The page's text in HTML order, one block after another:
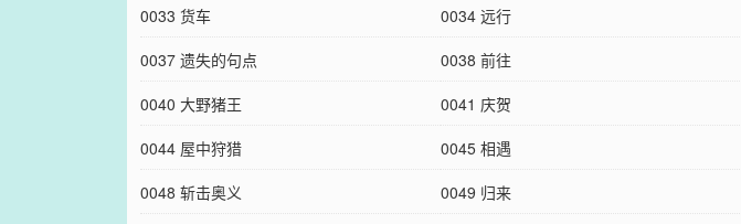
0033 货车
0034 远行
0037 遗失的句点
0038 前往
0040 大野猪王
0041 庆贺
0044 屋中狩猎
0045 相遇
0048 斩击奥义
0049 归来